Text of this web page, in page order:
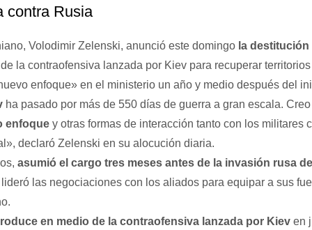
contra Rusia
Volodimir Zelenski, anunció este domingo la
la contraofensiva lanzada por Kiev para recuperar
enfoque» en el ministerio un año y medio después del
ha pasado por más de 550 días de guerra a gran escala.
enfoque y otras formas de interacción tanto con los militares
declaró Zelenski en su alocución diaria.
asumió el cargo tres meses antes de la invasión rusa
lideró las negociaciones con los aliados para equipar a sus
en medio de la contraofensiva lanzada por Kiev en